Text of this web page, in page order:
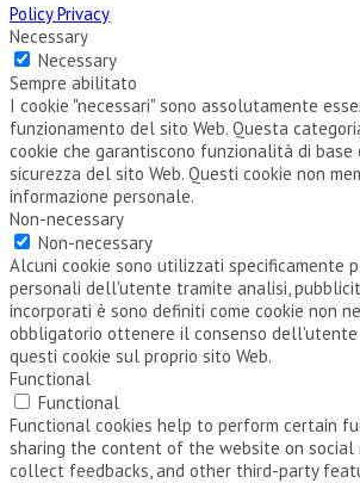
Policy Privacy
Necessary
Necessary
Sempre abilitato
I cookie "necessari" sono assolutamente
funzionamento del sito Web. Questa
cookie che garantiscono funzionalità di
sicurezza del sito Web. Questi cookie non
informazione personale.
Non-necessary
Non-necessary
Alcuni cookie sono utilizzati specificamente
personali dell'utente tramite analisi,
incorporati è sono definiti come cookie non
obbligatorio ottenere il consenso dell'utente
questi cookie sul proprio sito Web.
Functional
Functional
Functional cookies help to perform certain
sharing the content of the website on social
collect feedbacks, and other third-party